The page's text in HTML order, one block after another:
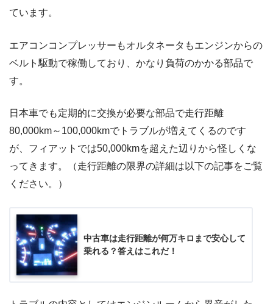
ています。
エアコンコンプレッサーもオルタネータもエンジンからの
ベルト駆動で稼働しており、かなり負荷のかかる部品で
す。
日本車でも定期的に交換が必要な部品で走行距離
80,000km～100,000kmでトラブルが増えてくるのです
が、フィアットでは50,000kmを超えた辺りから怪しくな
ってきます。（走行距離の限界の詳細は以下の記事をご覧
ください。）
中古車は走行距離が何万キロまで安心して
乗れる？答えはこれだ！